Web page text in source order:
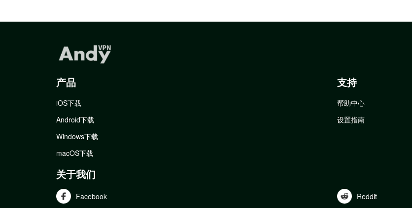
产品
iOS下载
Android下载
Windows下载
macOS下载
支持
帮助中心
设置指南
关于我们
Facebook Reddit